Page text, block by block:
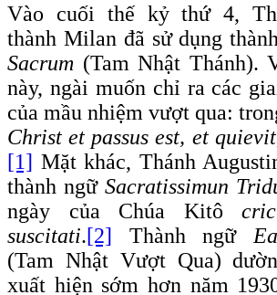
Vào cuối thế kỷ thứ 4,
thành Milan đã sử dụng
Sacrum (Tam Nhật Thánh).
này, ngài muốn chỉ ra các
của mầu nhiệm vượt qua:
Christ et passus est, et
[1] Mặt khác, Thánh
thành ngữ Sacratissimun
ngày của Chúa Kitô
suscitati.[2] Thành ngữ
(Tam Nhật Vượt Qua)
xuất hiện sớm hơn năm